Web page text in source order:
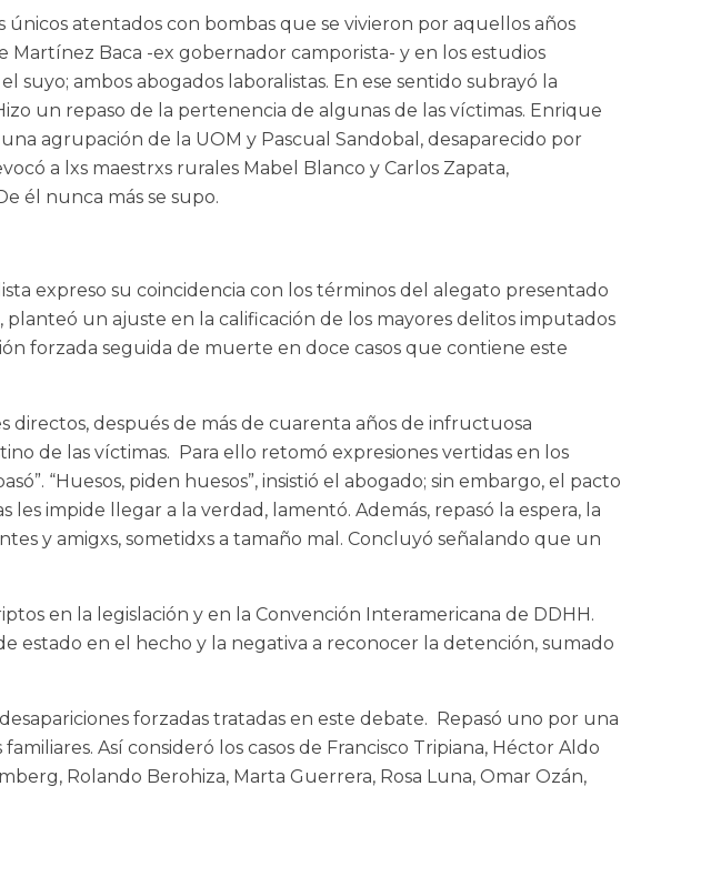
únicos atentados con bombas que se vivieron por aquellos años
Martínez Baca -ex gobernador camporista- y en los estudios
suyo; ambos abogados laboralistas. En ese sentido subrayó la
un repaso de la pertenencia de algunas de las víctimas. Enrique
agrupación de la UOM y Pascual Sandobal, desaparecido por
a lxs maestrxs rurales Mabel Blanco y Carlos Zapata,
él nunca más se supo.
expreso su coincidencia con los términos del alegato presentado
planteó un ajuste en la calificación de los mayores delitos imputados
forzada seguida de muerte en doce casos que contiene este
después de más de cuarenta años de infructuosa
de las víctimas. Para ello retomó expresiones vertidas en los
“Huesos, piden huesos”, insistió el abogado; sin embargo, el pacto
les impide llegar a la verdad, lamentó. Además, repasó la espera, la
y amigxs, sometidxs a tamaño mal. Concluyó señalando que un
en la legislación y en la Convención Interamericana de DDHH.
estado en el hecho y la negativa a reconocer la detención, sumado
forzadas tratadas en este debate. Repasó uno por una
Así consideró los casos de Francisco Tripiana, Héctor Aldo
Rolando Berohiza, Marta Guerrera, Rosa Luna, Omar Ozán,